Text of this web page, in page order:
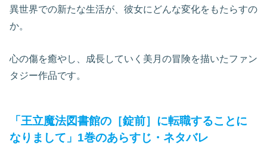
異世界での新たな生活が、彼女にどんな変化をもたらすの
か。
心の傷を癒やし、成長していく美月の冒険を描いたファン
タジー作品です。
「王立魔法図書館の［錠前］に転職することに
なりまして」1巻のあらすじ・ネタバレ